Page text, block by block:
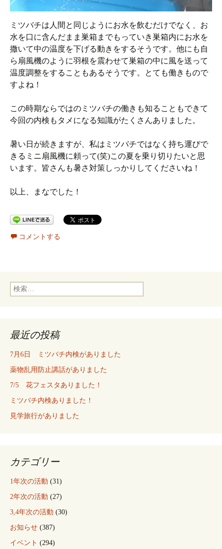
ミツバチは人間と同じようにお水を飲むだけでなく、お
水を口に含んだまま巣箱までもっていき巣箱内にお水を
撒いて中の温度を下げる動きをするそうです。他にも自
ら扇風機のように羽根を震わせて巣箱の中に風を送って
温度調整をすることもあるそうです。とても働きもので
すよね！
この時期ならではのミツバチの働きも知ることもできて
今回の内検もタメになる知識がたくさんありました。
暑い日が続きますが、私はミツバチではなく持ち運びで
きるミニ扇風機に頼って(笑)この夏を乗り切りたいと思
います。皆さんも暑さ対策しっかりしてくださいね！
以上、まなでした！
コメントする
検
索:
最近の投稿
7月6日 ミツバチ内検がありました
薬物乱用防止講話がありました
7/5 花フェスタありました！
ミツバチ内検ありました！
見学旅行がありました
カテゴリー
1年次の活動 (31)
2年次の活動 (27)
3,4年次の活動 (30)
お知らせ (387)
イベント (294)